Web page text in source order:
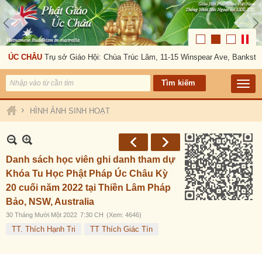
ÚC CHÂU Trụ sở Giáo Hội: Chùa Trúc Lâm, 11-15 Winspear Ave,
› HÌNH ẢNH SINH HOẠT
Danh sách học viên ghi danh tham dự
Khóa Tu Học Phật Pháp Úc Châu Kỳ
20 cuối năm 2022 tại Thiền Lâm Pháp
Bảo, NSW, Australia
30 Tháng Mười Một 2022 7:30 CH (Xem: 4646)
TT. Thích Hạnh Tri TT Thích Giác Tín